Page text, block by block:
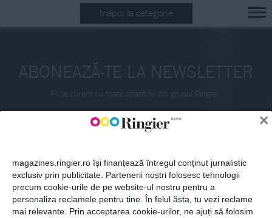
×
magazines.ringier.ro își finanțează întregul conținut jurnalistic
exclusiv prin publicitate. Partenerii noștri folosesc tehnologii
precum cookie-urile de pe website-ul nostru pentru a
personaliza reclamele pentru tine. În felul ăsta, tu vezi reclame
mai relevante. Prin acceptarea cookie-urilor, ne ajuți să folosim
Inapoi la categorie
ABONEAZĂ-TE LA NEWSLETTER
Fii la curent cu toate aparițiile din grupul Ringier.
ABONEAZĂ-TE